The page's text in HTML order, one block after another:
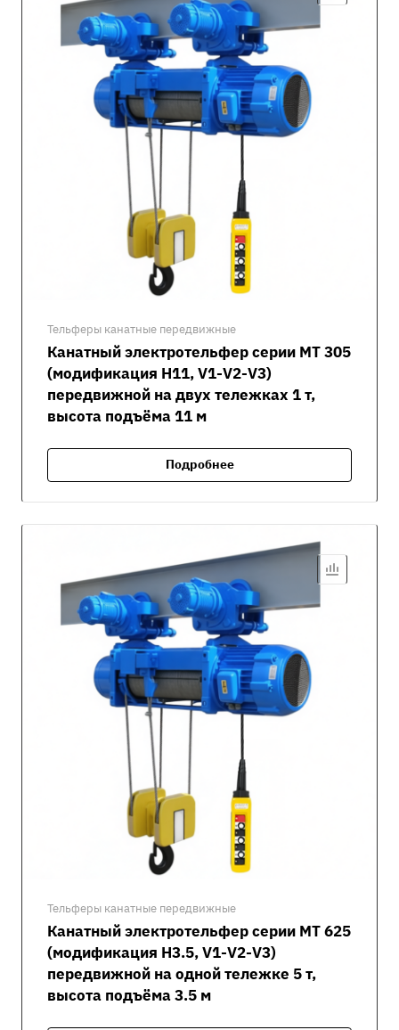
Тельферы канатные передвижные
Канатный электротельфер серии MT 305
(модификация H11, V1-V2-V3)
передвижной на двух тележках 1 т,
высота подъёма 11 м
Подробнее
Тельферы канатные передвижные
Канатный электротельфер серии MT 625
(модификация H3.5, V1-V2-V3)
передвижной на одной тележке 5 т,
высота подъёма 3.5 м